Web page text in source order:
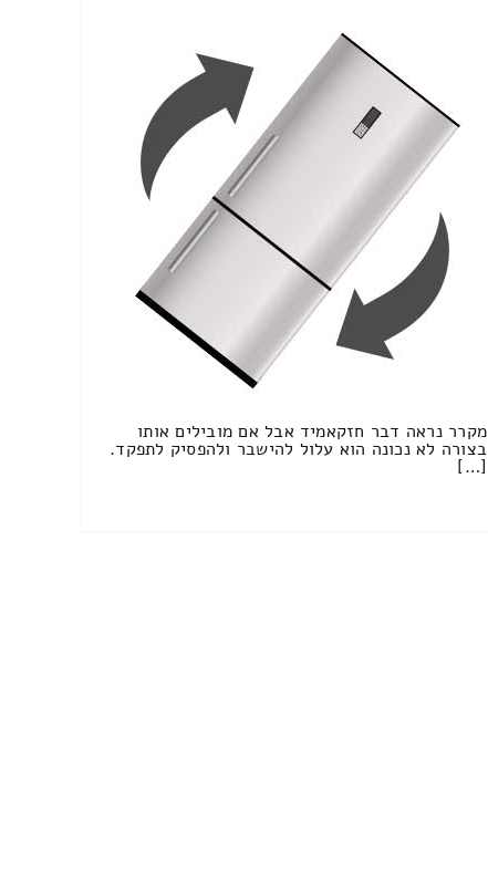
מקרר נראה דבר חזקאמיד אבל אם מובילים אותו
בצורה לא נכונה הוא עלול להישבר ולהפסיק לתפקד.
[…]